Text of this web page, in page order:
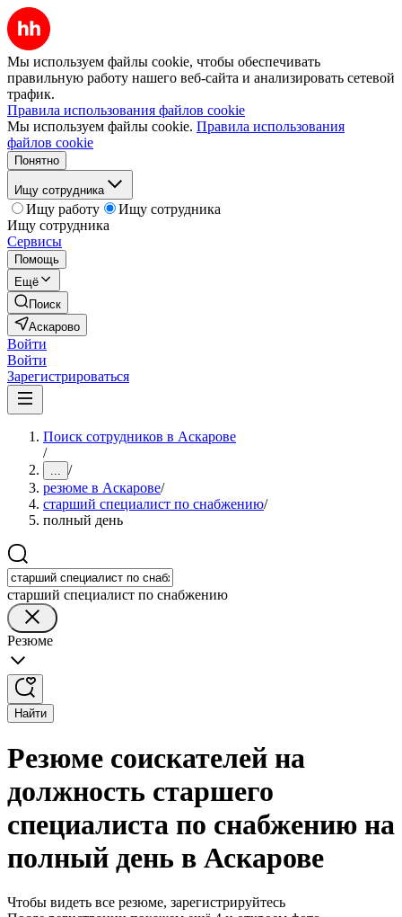
Мы используем файлы cookie, чтобы обеспечивать
правильную работу нашего веб-сайта и анализировать сетевой
трафик.
Правила использования файлов cookie
Мы используем файлы cookie. Правила использования
файлов cookie
Понятно
Ищу сотрудника
Ищу работу
Ищу сотрудника
Ищу сотрудника
Сервисы
Помощь
Ещё
Поиск
Аскарово
Войти
Войти
Зарегистрироваться
Поиск сотрудников в Аскарове
/
... /
резюме в Аскарове/
старший специалист по снабжению/
полный день
старший специалист по снабжению
Резюме
Найти
Резюме соискателей на
должность старшего
специалиста по снабжению на
полный день в Аскарове
Чтобы видеть все резюме, зарегистрируйтесь